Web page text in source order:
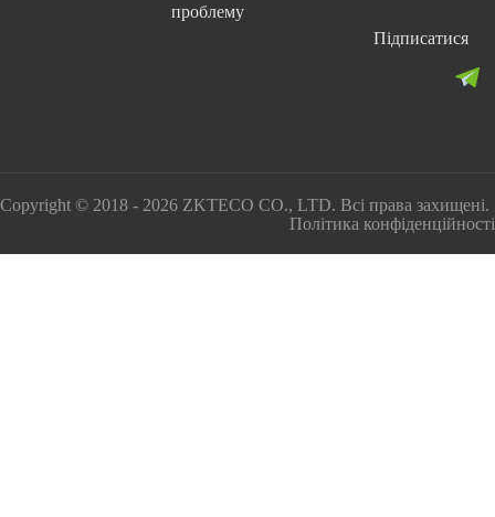
проблему
Підписатися
Copyright © 2018 - 2026 ZKTECO CO., LTD. Всі права захищені.
Політика конфіденційності